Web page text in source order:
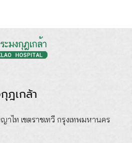
ฎเกล้า
ไท เขตราชเทวี กรุงเทพมหานคร